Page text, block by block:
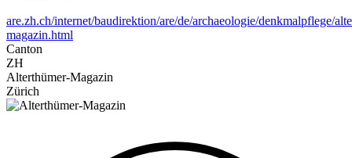
are.zh.ch/internet/baudirektion/are/de/archaeologie/denkmalpflege/
magazin.html
Canton
ZH
Alterthümer-Magazin
Zürich